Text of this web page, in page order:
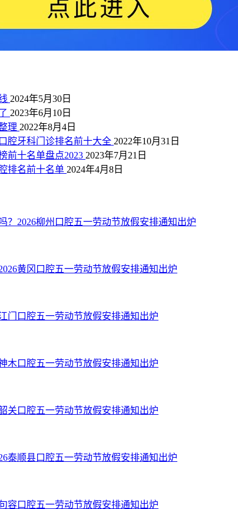
2024年5月30日
2023年6月10日
理 2022年8月4日
腔牙科门诊排名前十大全 2022年10月31日
前十名单盘点2023 2023年7月21日
排名前十名单 2024年4月8日
？2026柳州口腔五一劳动节放假安排通知出炉
黄冈口腔五一劳动节放假安排通知出炉
门口腔五一劳动节放假安排通知出炉
木口腔五一劳动节放假安排通知出炉
关口腔五一劳动节放假安排通知出炉
泰顺县口腔五一劳动节放假安排通知出炉
容口腔五一劳动节放假安排通知出炉